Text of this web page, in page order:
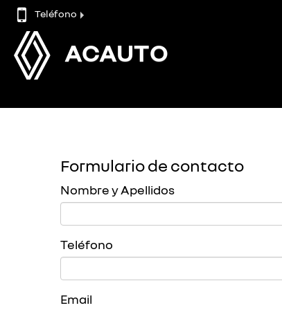
Teléfono
ACAUTO
Formulario de contacto
Nombre y Apellidos
Teléfono
Email